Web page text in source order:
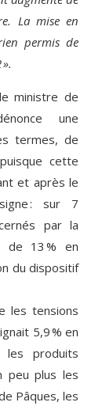
La mise en
permis de
ministre de
une
termes, de
cette
et après le
: sur 7
par la
de 13 % en
du dispositif
les tensions
5,9 % en
produits
peu plus les
Pâques, les